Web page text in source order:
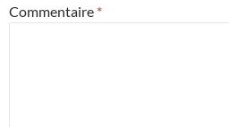
Commentaire *